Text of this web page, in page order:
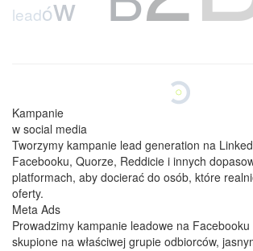
leadów B
Kampanie
w social media
Tworzymy kampanie lead generation na
Facebooku, Quorze, Reddicie i innych
platformach, aby docierać do osób, które
oferty.
Meta Ads
Prowadzimy kampanie leadowe na
skupione na właściwej grupie odbiorców,